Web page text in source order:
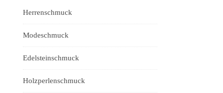
Herrenschmuck
Modeschmuck
Edelsteinschmuck
Holzperlenschmuck